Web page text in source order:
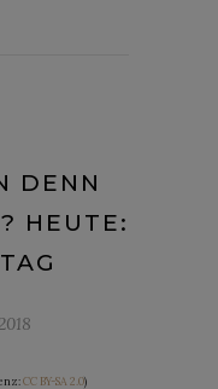
DENN
HEUTE:
CC BY-SA 2.0)